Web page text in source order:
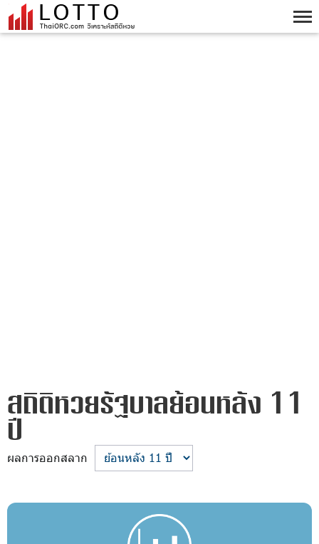
สถิติหวยรัฐบาลย้อนหลัง 11
ปี
ผลการออกสลาก